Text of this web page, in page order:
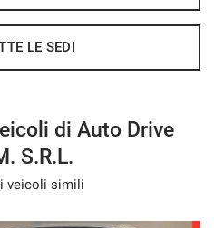
contrario .
LE SEDI
di Auto Drive
S.R.L.
veicoli simili